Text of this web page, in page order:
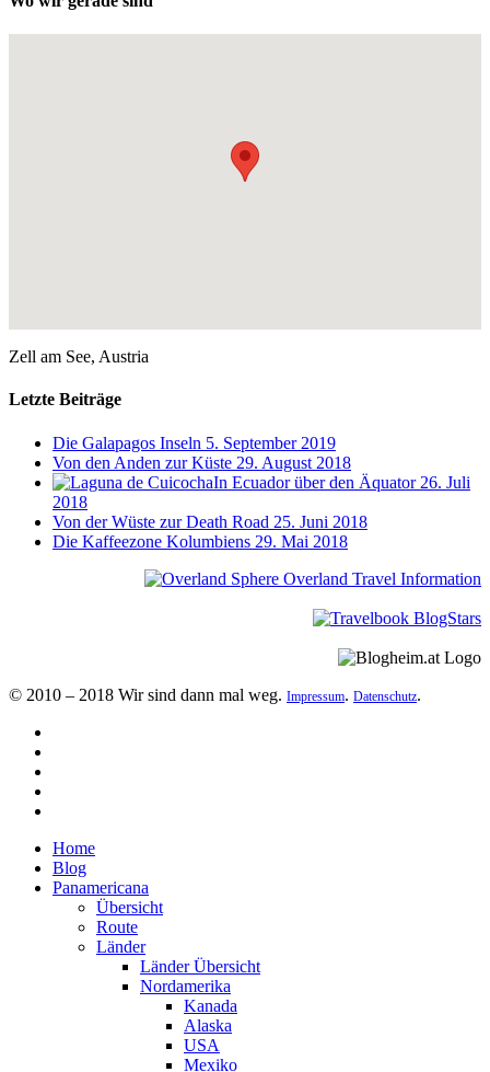
Zell am See, Austria
Letzte Beiträge
Die Galapagos Inseln 5. September 2019
Von den Anden zur Küste 29. August 2018
In Ecuador über den Äquator 26. Juli
2018
Von der Wüste zur Death Road 25. Juni 2018
Die Kaffeezone Kolumbiens 29. Mai 2018
© 2010 – 2018 Wir sind dann mal weg. Impressum. Datenschutz.
Home
Blog
Panamericana
Übersicht
Route
Länder
Länder Übersicht
Nordamerika
Kanada
Alaska
USA
Mexiko